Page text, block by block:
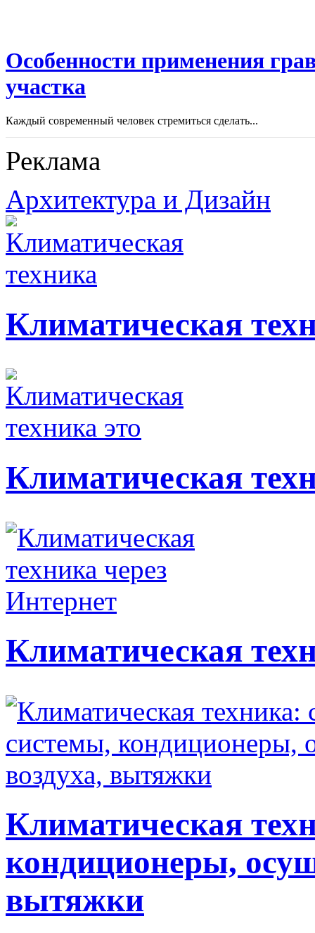
Особенности применения
участка
Каждый современный человек стремиться сделать...
Реклама
Архитектура и Дизайн
Климатическая
Климатическая
Климатическая
Климатическая
кондиционеры,
вытяжки